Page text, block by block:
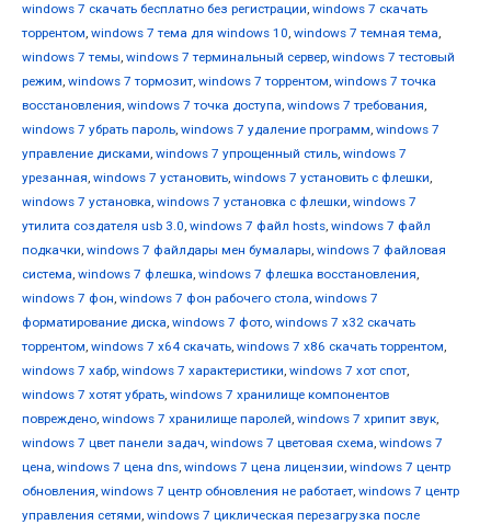
windows 7 скачать бесплатно без регистрации, windows 7 скачать
торрентом, windows 7 тема для windows 10, windows 7 темная тема,
windows 7 темы, windows 7 терминальный сервер, windows 7 тестовый
режим, windows 7 тормозит, windows 7 торрентом, windows 7 точка
восстановления, windows 7 точка доступа, windows 7 требования,
windows 7 убрать пароль, windows 7 удаление программ, windows 7
управление дисками, windows 7 упрощенный стиль, windows 7
урезанная, windows 7 установить, windows 7 установить с флешки,
windows 7 установка, windows 7 установка с флешки, windows 7
утилита создателя usb 3.0, windows 7 файл hosts, windows 7 файл
подкачки, windows 7 файлдары мен бумалары, windows 7 файловая
система, windows 7 флешка, windows 7 флешка восстановления,
windows 7 фон, windows 7 фон рабочего стола, windows 7
форматирование диска, windows 7 фото, windows 7 х32 скачать
торрентом, windows 7 х64 скачать, windows 7 х86 скачать торрентом,
windows 7 хабр, windows 7 характеристики, windows 7 хот спот,
windows 7 хотят убрать, windows 7 хранилище компонентов
повреждено, windows 7 хранилище паролей, windows 7 хрипит звук,
windows 7 цвет панели задач, windows 7 цветовая схема, windows 7
цена, windows 7 цена dns, windows 7 цена лицензии, windows 7 центр
обновления, windows 7 центр обновления не работает, windows 7 центр
управления сетями, windows 7 циклическая перезагрузка после